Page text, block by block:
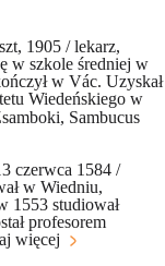
1905 / lekarz,
w szkole średniej w
w Vác. Uzyskał
Wiedeńskiego w
czerwca 1584 /
w Wiedniu,
1553 studiował
profesorem
więcej